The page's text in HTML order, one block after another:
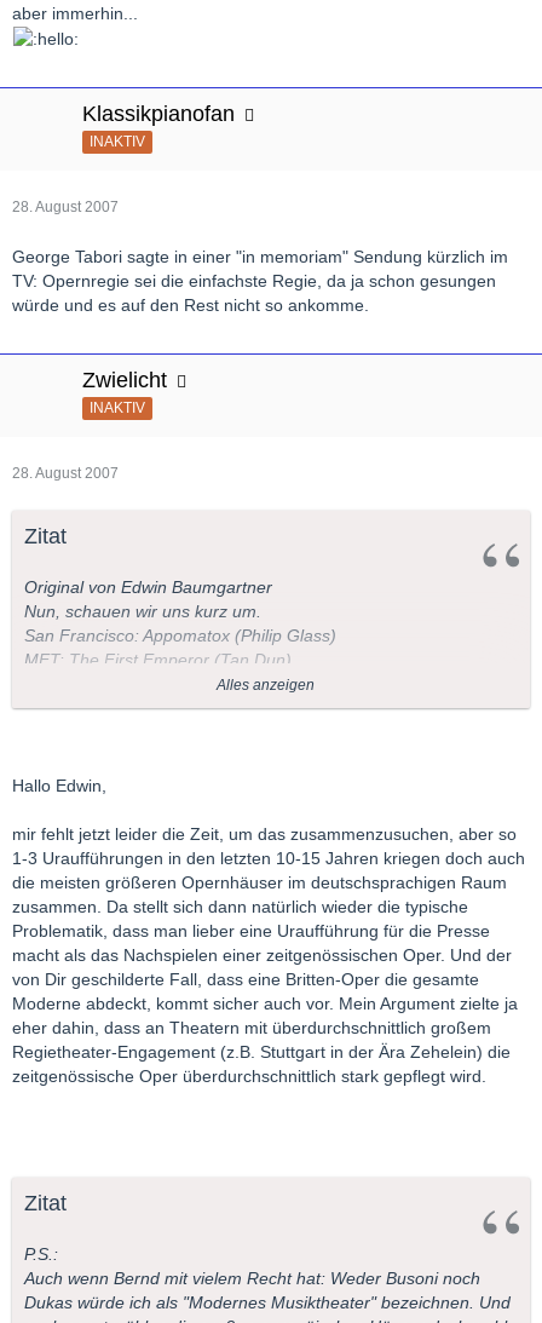
aber immerhin...
Klassikpianofan
INAKTIV
28. August 2007
George Tabori sagte in einer "in memoriam" Sendung kürzlich im
TV: Opernregie sei die einfachste Regie, da ja schon gesungen
würde und es auf den Rest nicht so ankomme.
Zwielicht
INAKTIV
28. August 2007
Zitat
Original von Edwin Baumgartner
Nun, schauen wir uns kurz um.
San Francisco: Appomatox (Philip Glass)
MET: The First Emperor (Tan Dun)
New York City: Margaret Garner (Richard Danielpour)
National Opera Washington: A View from the Bridge (Bolcom)
Houston: The Refuge (Christopher Theofanidis); Last Acts (Jack
Kansas: John Brown (Kirke Mechem)
Wenn ich nun im Gedächtnis habe, daß der damals kaum
bekannte Jack Heggie sein "Dead Man Walking" in San
Francisco zur Uraufführung brachte, der damalige No Name
Tobias Picker seine "Emmeline" in Santa Fé und daraufhin von
Dallas mit "Therese Raquin" beauftragt wurde, Thomas
Pasatieri den "Seagull" in Houston aufgeführt bekam, zeigt sich
doch ein ganz anderes Bild.
Noch dazu, wenn man die Relationen bedenkt - also im Kopf
werden. Denn häufig, sehr häufig deckt bei uns etwa ein "Peter
Grimes" den Sektor "20. Jahrhundert" ab.
Ich sage nun keineswegs, daß die USA das Opernparadies sind,
und sicher sind zahlreiche Uraufführungen Eintagsfliegen.
Nichts desto weniger ist der Gewinn meiner Meinung nach aber
Alles anzeigen
Hallo Edwin,
mir fehlt jetzt leider die Zeit, um das zusammenzusuchen, aber so
1-3 Uraufführungen in den letzten 10-15 Jahren kriegen doch auch
die meisten größeren Opernhäuser im deutschsprachigen Raum
zusammen. Da stellt sich dann natürlich wieder die typische
Problematik, dass man lieber eine Uraufführung für die Presse
macht als das Nachspielen einer zeitgenössischen Oper. Und der
von Dir geschilderte Fall, dass eine Britten-Oper die gesamte
Moderne abdeckt, kommt sicher auch vor. Mein Argument zielte ja
eher dahin, dass an Theatern mit überdurchschnittlich großem
Regietheater-Engagement (z.B. Stuttgart in der Ära Zehelein) die
zeitgenössische Oper überdurchschnittlich stark gepflegt wird.
Zitat
P.S.:
Auch wenn Bernd mit vielem Recht hat: Weder Busoni noch
Dukas würde ich als "Modernes Musiktheater" bezeichnen. Und